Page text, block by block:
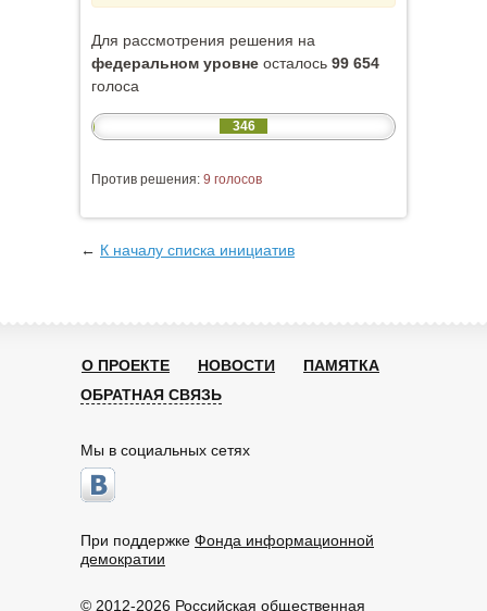
Для рассмотрения решения на
федеральном уровне осталось 99 654
голоса
346
Против решения: 9 голосов
← К началу списка инициатив
© 2012-2026 Российская общественная
О ПРОЕКТЕ НОВОСТИ
ПАМЯТКА
ОБРАТНАЯ СВЯЗЬ
Мы в социальных сетях
При поддержке Фонда информационной
демократии